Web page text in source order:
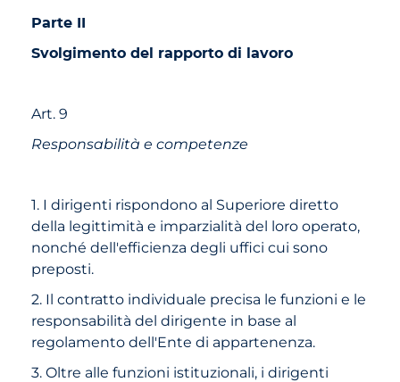
Parte II
Svolgimento del rapporto di lavoro
Art. 9
Responsabilità e competenze
1. I dirigenti rispondono al Superiore diretto
della legittimità e imparzialità del loro operato,
nonché dell'efficienza degli uffici cui sono
preposti.
2. Il contratto individuale precisa le funzioni e le
responsabilità del dirigente in base al
regolamento dell'Ente di appartenenza.
3. Oltre alle funzioni istituzionali, i dirigenti